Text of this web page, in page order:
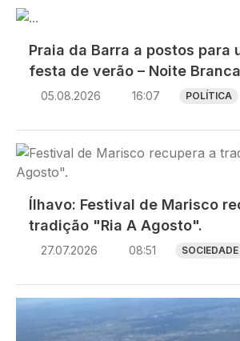
Imagem
Praia da Barra a postos para
festa de verão – Noite
05.08.2026 16:07 POLÍTICA
Imagem
Ílhavo: Festival de Marisco
tradição "Ria A Agosto".
27.07.2026 08:51 SOCIEDADE
Imagem